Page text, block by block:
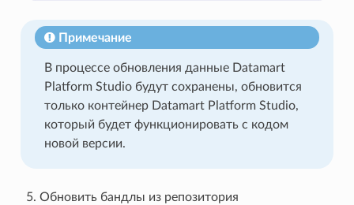
Примечание
В процессе обновления данные Datamart
Platform Studio будут сохранены, обновится
только контейнер Datamart Platform Studio,
который будет функционировать с кодом
новой версии.
Обновить бандлы из репозитория